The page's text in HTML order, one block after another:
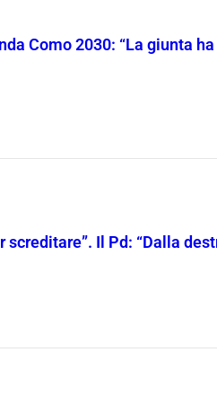
Como 2030: “La giunta ha
screditare”. Il Pd: “Dalla